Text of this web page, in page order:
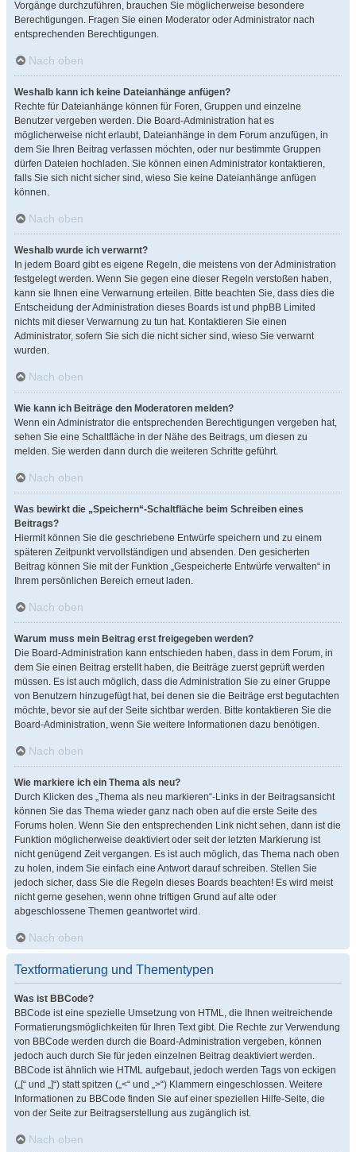
Vorgänge durchzuführen, brauchen Sie möglicherweise besondere
Berechtigungen. Fragen Sie einen Moderator oder Administrator nach
entsprechenden Berechtigungen.
Nach oben
Weshalb kann ich keine Dateianhänge anfügen?
Rechte für Dateianhänge können für Foren, Gruppen und einzelne
Benutzer vergeben werden. Die Board-Administration hat es
möglicherweise nicht erlaubt, Dateianhänge in dem Forum anzufügen, in
dem Sie Ihren Beitrag verfassen möchten, oder nur bestimmte Gruppen
dürfen Dateien hochladen. Sie können einen Administrator kontaktieren,
falls Sie sich nicht sicher sind, wieso Sie keine Dateianhänge anfügen
können.
Nach oben
Weshalb wurde ich verwarnt?
In jedem Board gibt es eigene Regeln, die meistens von der Administration
festgelegt werden. Wenn Sie gegen eine dieser Regeln verstoßen haben,
kann sie Ihnen eine Verwarnung erteilen. Bitte beachten Sie, dass dies die
Entscheidung der Administration dieses Boards ist und phpBB Limited
nichts mit dieser Verwarnung zu tun hat. Kontaktieren Sie einen
Administrator, sofern Sie sich die nicht sicher sind, wieso Sie verwarnt
wurden.
Nach oben
Wie kann ich Beiträge den Moderatoren melden?
Wenn ein Administrator die entsprechenden Berechtigungen vergeben hat,
sehen Sie eine Schaltfläche in der Nähe des Beitrags, um diesen zu
melden. Sie werden dann durch die weiteren Schritte geführt.
Nach oben
Was bewirkt die „Speichern“-Schaltfläche beim Schreiben eines
Beitrags?
Hiermit können Sie die geschriebene Entwürfe speichern und zu einem
späteren Zeitpunkt vervollständigen und absenden. Den gesicherten
Beitrag können Sie mit der Funktion „Gespeicherte Entwürfe verwalten“ in
Ihrem persönlichen Bereich erneut laden.
Nach oben
Warum muss mein Beitrag erst freigegeben werden?
Die Board-Administration kann entschieden haben, dass in dem Forum, in
dem Sie einen Beitrag erstellt haben, die Beiträge zuerst geprüft werden
müssen. Es ist auch möglich, dass die Administration Sie zu einer Gruppe
von Benutzern hinzugefügt hat, bei denen sie die Beiträge erst begutachten
möchte, bevor sie auf der Seite sichtbar werden. Bitte kontaktieren Sie die
Board-Administration, wenn Sie weitere Informationen dazu benötigen.
Nach oben
Wie markiere ich ein Thema als neu?
Durch Klicken des „Thema als neu markieren“-Links in der Beitragsansicht
können Sie das Thema wieder ganz nach oben auf die erste Seite des
Forums holen. Wenn Sie den entsprechenden Link nicht sehen, dann ist die
Funktion möglicherweise deaktiviert oder seit der letzten Markierung ist
nicht genügend Zeit vergangen. Es ist auch möglich, das Thema nach oben
zu holen, indem Sie einfach eine Antwort darauf schreiben. Stellen Sie
jedoch sicher, dass Sie die Regeln dieses Boards beachten! Es wird meist
nicht gerne gesehen, wenn ohne triftigen Grund auf alte oder
abgeschlossene Themen geantwortet wird.
Nach oben
Textformatierung und Thementypen
Was ist BBCode?
BBCode ist eine spezielle Umsetzung von HTML, die Ihnen weitreichende
Formatierungsmöglichkeiten für Ihren Text gibt. Die Rechte zur Verwendung
von BBCode werden durch die Board-Administration vergeben, können
jedoch auch durch Sie für jeden einzelnen Beitrag deaktiviert werden.
BBCode ist ähnlich wie HTML aufgebaut, jedoch werden Tags von eckigen
(„[“ und „]“) statt spitzen („<“ und „>“) Klammern eingeschlossen. Weitere
Informationen zu BBCode finden Sie auf einer speziellen Hilfe-Seite, die
von der Seite zur Beitragserstellung aus zugänglich ist.
Nach oben